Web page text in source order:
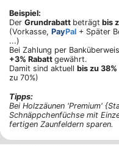
Beispiel:
Der Grundrabatt beträgt bis
(Vorkasse, PayPal + Später
...)
Bei Zahlung per
+3% Rabatt gewährt.
Damit sind aktuell bis zu
zu 70%)
Tipps:
Bei Holzzäunen 'Premium'
Schnäppchenfüchse mit
fertigen Zaunfeldern sparen.